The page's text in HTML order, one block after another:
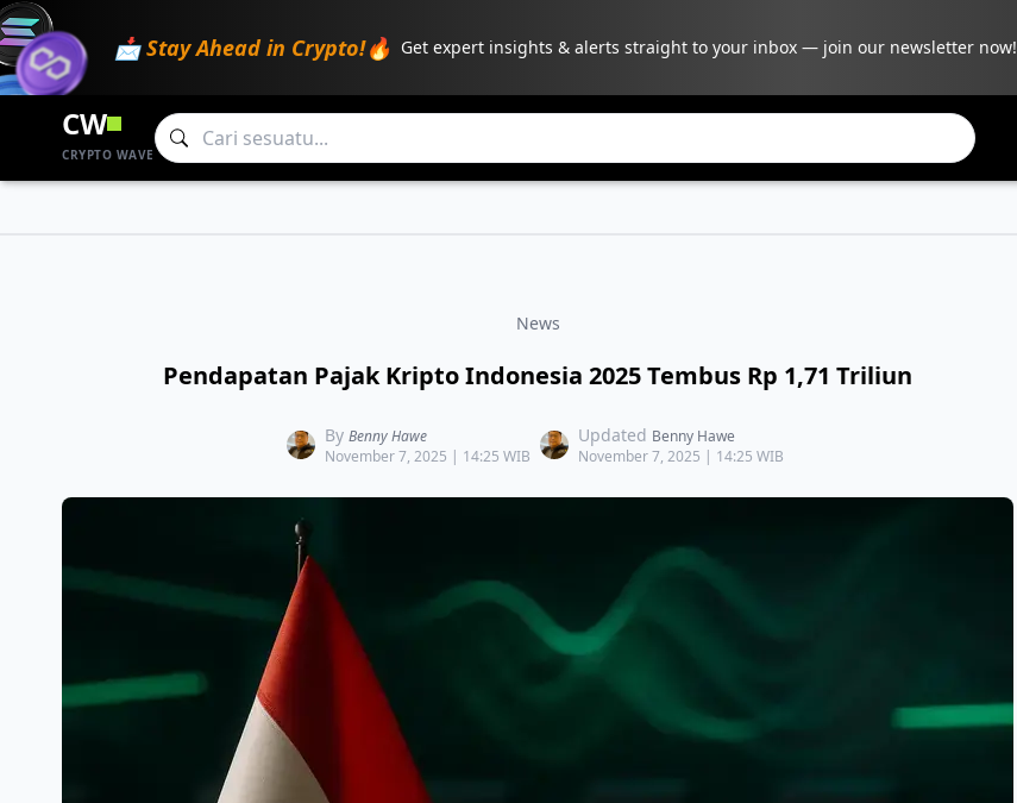
📩 Stay Ahead in Crypto!🔥 Get expert insights & alerts straight to your inbox — join our newsletter now!
CW
CRYPTO WAVE
News
Pendapatan Pajak Kripto Indonesia 2025 Tembus Rp 1,71 Triliun
By Benny Hawe
November 7, 2025 | 14:25 WIB
Updated Benny Hawe
November 7, 2025 | 14:25 WIB